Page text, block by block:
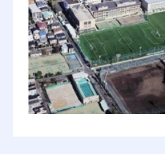
併となり、定員1,350
昭和32年 5月1
運動部室新築。（19.5